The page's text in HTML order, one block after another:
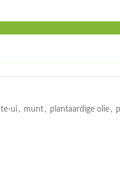
ui , munt , plantaardige olie ,